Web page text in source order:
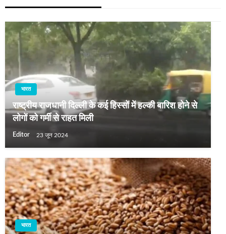
भारत
राष्ट्रीय राजधानी दिल्ली के कई हिस्सों में हल्की बारिश होने से
लोगों को गर्मी से राहत मिली
Editor 23 जून 2024
भारत